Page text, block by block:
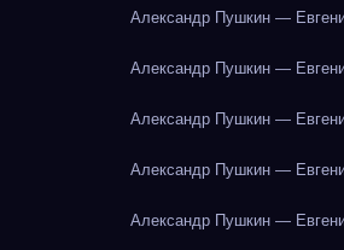
Александр Пушкин —
Александр Пушкин —
Александр Пушкин —
Александр Пушкин —
Александр Пушкин —